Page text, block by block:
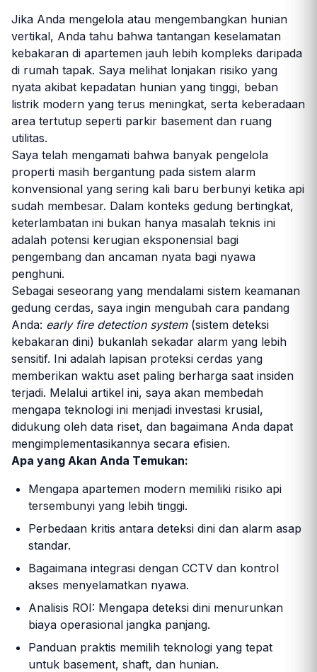
Jika Anda mengelola atau mengembangkan hunian
vertikal, Anda tahu bahwa tantangan keselamatan
kebakaran di apartemen jauh lebih kompleks daripada
di rumah tapak. Saya melihat lonjakan risiko yang
nyata akibat kepadatan hunian yang tinggi, beban
listrik modern yang terus meningkat, serta keberadaan
area tertutup seperti parkir basement dan ruang
utilitas.
Saya telah mengamati bahwa banyak pengelola
properti masih bergantung pada sistem alarm
konvensional yang sering kali baru berbunyi ketika api
sudah membesar. Dalam konteks gedung bertingkat,
keterlambatan ini bukan hanya masalah teknis ini
adalah potensi kerugian eksponensial bagi
pengembang dan ancaman nyata bagi nyawa
penghuni.
Sebagai seseorang yang mendalami sistem keamanan
gedung cerdas, saya ingin mengubah cara pandang
Anda: early fire detection system(sistem deteksi
kebakaran dini) bukanlah sekadar alarm yang lebih
sensitif. Ini adalah lapisan proteksi cerdas yang
memberikan waktu aset paling berharga saat insiden
terjadi. Melalui artikel ini, saya akan membedah
mengapa teknologi ini menjadi investasi krusial,
didukung oleh data riset, dan bagaimana Anda dapat
mengimplementasikannya secara efisien.
Apa yang Akan Anda Temukan:
Mengapa apartemen modern memiliki risiko api
tersembunyi yang lebih tinggi.
Perbedaan kritis antara deteksi dini dan alarm asap
standar.
Bagaimana integrasi dengan CCTV dan kontrol
akses menyelamatkan nyawa.
Analisis ROI: Mengapa deteksi dini menurunkan
biaya operasional jangka panjang.
Panduan praktis memilih teknologi yang tepat
untuk basement, shaft, dan hunian.